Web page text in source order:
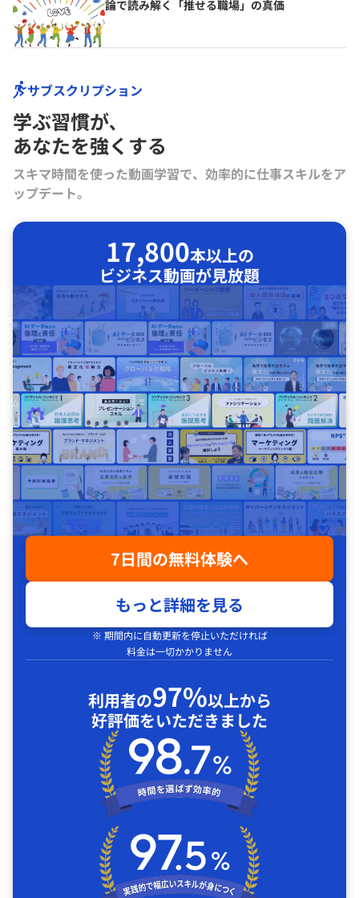
論で読み解く「推せる職場」の真価
サブスクリプション
学ぶ習慣が､
あなたを強くする
スキマ時間を使った動画学習で、効率的に仕事スキルをア
ップデート。
17,800本以上の
ビジネス動画が見放題
7日間の無料体験へ
もっと詳細を見る
※ 期間内に自動更新を停止いただければ
料金は一切かかりません
利用者の97%以上から
好評価をいただきました